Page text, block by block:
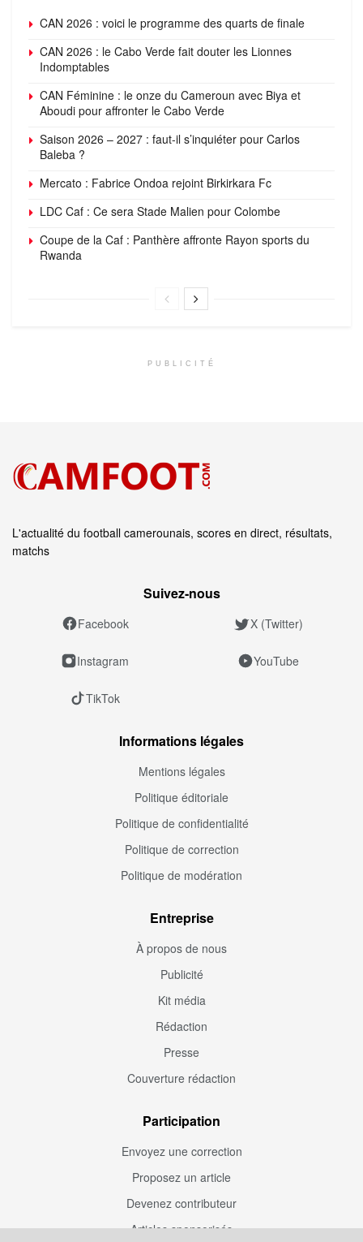
CAN 2026 : voici le programme des quarts de finale
CAN 2026 : le Cabo Verde fait douter les Lionnes
Indomptables
CAN Féminine : le onze du Cameroun avec Biya et
Aboudi pour affronter le Cabo Verde
Saison 2026 – 2027 : faut-il s’inquiéter pour Carlos
Baleba ?
Mercato : Fabrice Ondoa rejoint Birkirkara Fc
LDC Caf : Ce sera Stade Malien pour Colombe
Coupe de la Caf : Panthère affronte Rayon sports du
Rwanda
PUBLICITÉ
L'actualité du football camerounais, scores en direct, résultats,
matchs
Suivez‑nous
Facebook X (Twitter)
Instagram YouTube
TikTok
Informations légales
Mentions légales
Politique éditoriale
Politique de confidentialité
Politique de correction
Politique de modération
Entreprise
À propos de nous
Publicité
Kit média
Rédaction
Presse
Couverture rédaction
Participation
Envoyez une correction
Proposez un article
Devenez contributeur
Articles sponsorisés